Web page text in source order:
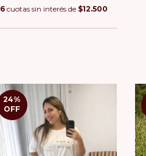
6 cuotas sin interés de $12.500
24%
OFF